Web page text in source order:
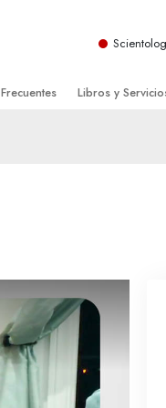
Libros y
Iniciales Ayudas para
La Integridad
La Escala